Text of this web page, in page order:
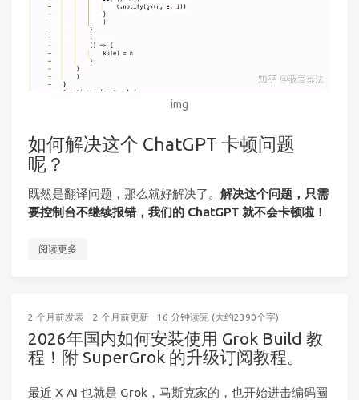
img
如何解决这个 ChatGPT 卡顿问题
呢？
既然是翻译问题，那么就好解决了。 解决这个问题，只需
要控制台不继续报错，我们的 ChatGPT 就不会卡顿啦！
阅读更多
2 个月前发表 2 个月前更新 16 分钟读完 (大约2390个字)
2026年国内如何安装使用 Grok Build 教
程！附 SuperGrok 的升级订阅教程。
最近 X AI 也就是 Grok，马斯克家的，也开始进击编码圈